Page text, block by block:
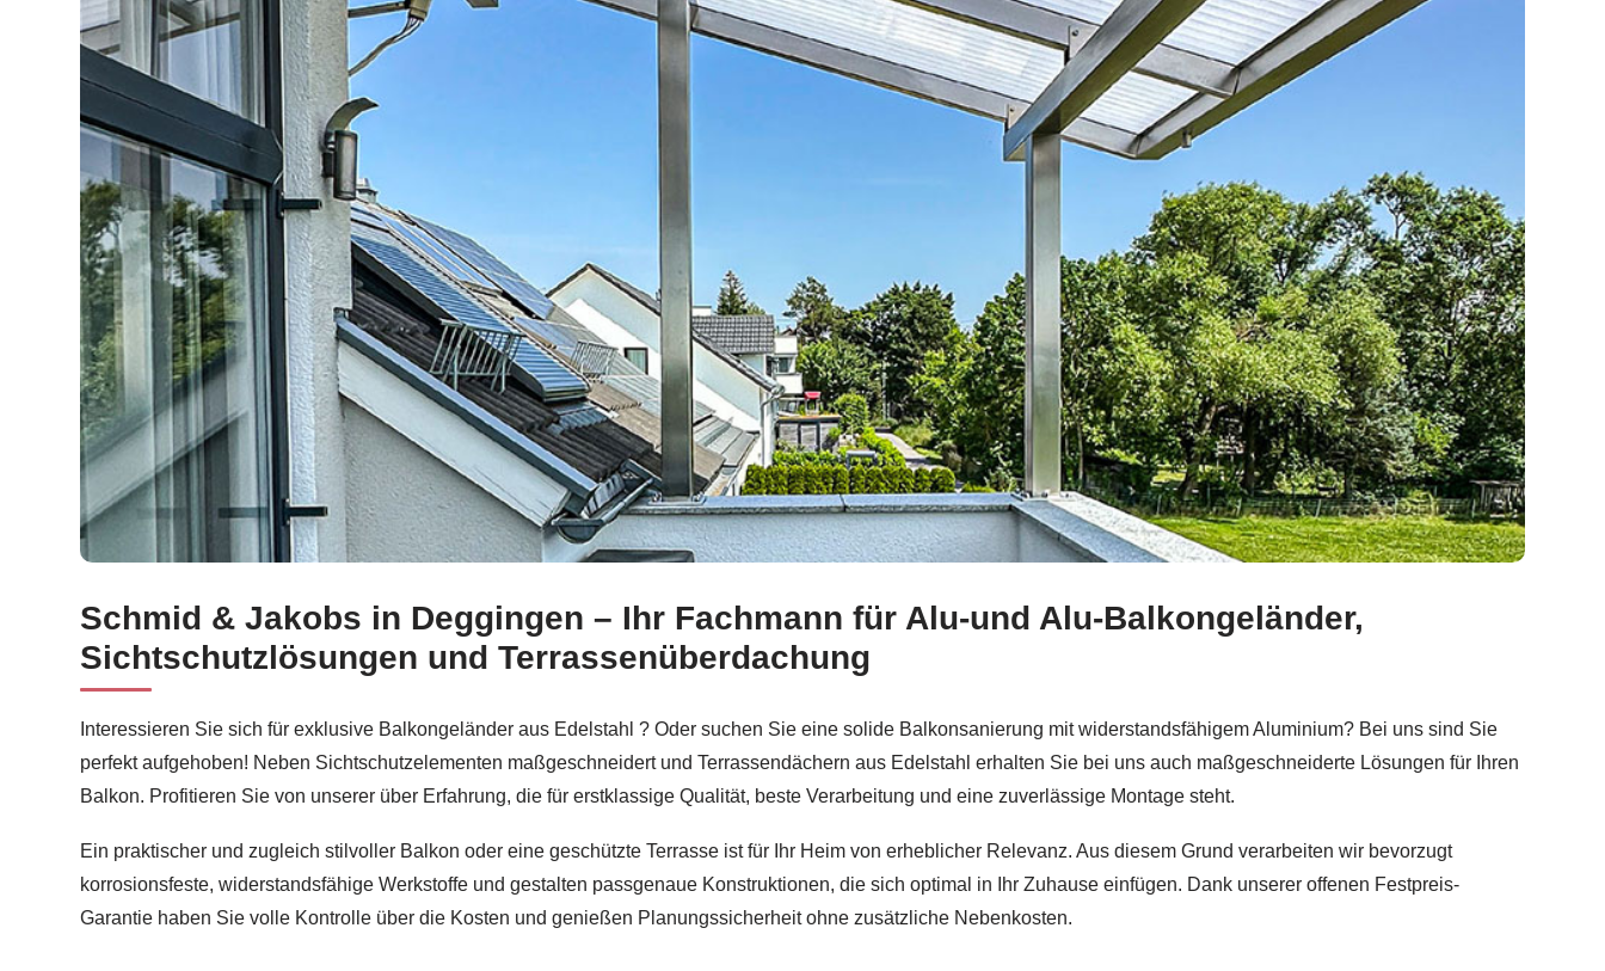
Schmid & Jakobs für Deggingen ermöglicht Ihnen Balkonsanierung und ✓Aluminium Geländerbau, Balkongeländer, Edelstahl Terrassendach, Sichtschutz.
Schmid & Jakobs in Deggingen – Ihr Fachmann für Alu-und Alu-Balkongeländer,
Sichtschutzlösungen und Terrassenüberdachung
Interessieren Sie sich für exklusive Balkongeländer aus Edelstahl ? Oder suchen Sie eine solide Balkonsanierung mit widerstandsfähigem Aluminium? Bei uns sind Sie
perfekt aufgehoben! Neben Sichtschutzelementen maßgeschneidert und Terrassendächern aus Edelstahl erhalten Sie bei uns auch maßgeschneiderte Lösungen für Ihren
Balkon. Profitieren Sie von unserer über Erfahrung, die für erstklassige Qualität, beste Verarbeitung und eine zuverlässige Montage steht.
Ein praktischer und zugleich stilvoller Balkon oder eine geschützte Terrasse ist für Ihr Heim von erheblicher Relevanz. Aus diesem Grund verarbeiten wir bevorzugt
korrosionsfeste, widerstandsfähige Werkstoffe und gestalten passgenaue Konstruktionen, die sich optimal in Ihr Zuhause einfügen. Dank unserer offenen Festpreis-
Garantie haben Sie volle Kontrolle über die Kosten und genießen Planungssicherheit ohne zusätzliche Nebenkosten.